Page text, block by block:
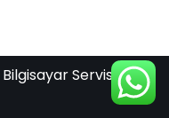
Bilgisayar Servis